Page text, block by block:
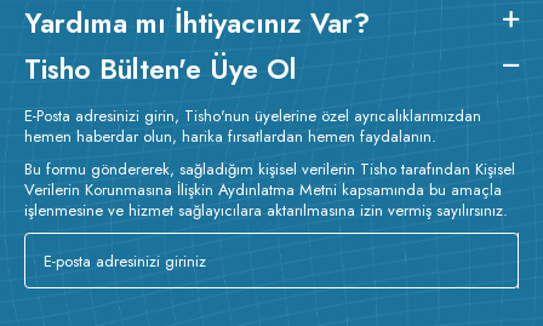
Yardıma mı İhtiyacınız Var?
Tisho Bülten'e Üye Ol
E-Posta adresinizi girin, Tisho'nun üyelerine özel ayrıcalıklarımızdan
hemen haberdar olun, harika fırsatlardan hemen faydalanın.
Bu formu göndererek, sağladığım kişisel verilerin Tisho tarafından Kişisel
Verilerin Korunmasına İlişkin Aydınlatma Metni kapsamında bu amaçla
işlenmesine ve hizmet sağlayıcılara aktarılmasına izin vermiş sayılırsınız.